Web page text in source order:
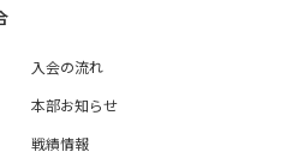
入会の流れ
本部お知らせ
戦績情報